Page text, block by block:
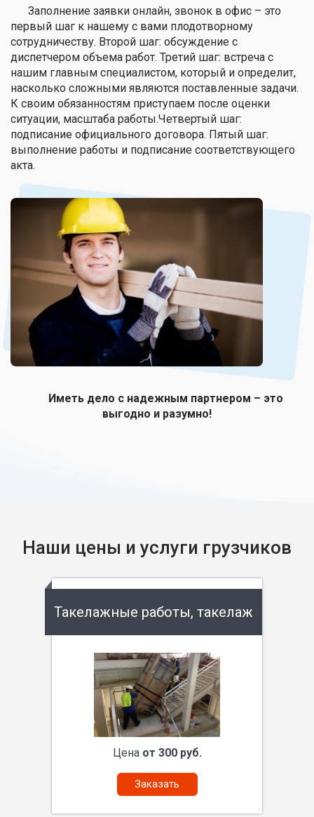
Заполнение заявки онлайн, звонок в офис – это
первый шаг к нашему с вами плодотворному
сотрудничеству. Второй шаг: обсуждение с
диспетчером объема работ. Третий шаг: встреча с
нашим главным специалистом, который и определит,
насколько сложными являются поставленные задачи.
К своим обязанностям приступаем после оценки
ситуации, масштаба работы.Четвертый шаг:
подписание официального договора. Пятый шаг:
выполнение работы и подписание соответствующего
акта.
Иметь дело с надежным партнером – это
выгодно и разумно!
Наши цены и услуги грузчиков
Такелажные работы, такелаж
Цена от 300 руб.
Заказать